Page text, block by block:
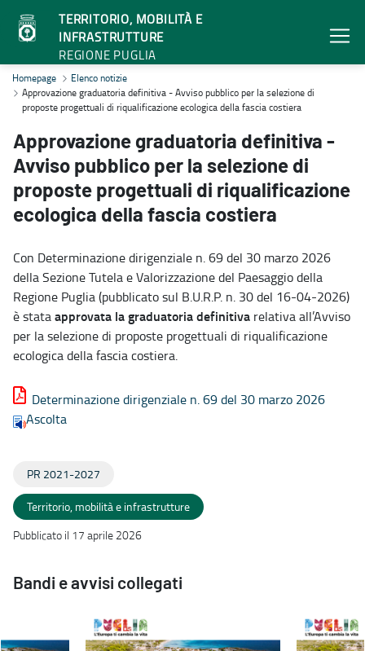
TERRITORIO, MOBILITÀ E
INFRASTRUTTURE
REGIONE PUGLIA
Approvazione graduatoria definitiva - Avviso pubblico per la
Homepage
Elenco notizie
Approvazione graduatoria definitiva - Avviso pubblico per la selezione di
proposte progettuali di riqualificazione ecologica della fascia costiera
Approvazione graduatoria definitiva -
Avviso pubblico per la selezione di
proposte progettuali di riqualificazione
ecologica della fascia costiera
Con Determinazione dirigenziale n. 69 del 30 marzo 2026
della Sezione Tutela e Valorizzazione del Paesaggio della
Regione Puglia (pubblicato sul B.U.R.P. n. 30 del 16-04-2026)
è stataapprovata la graduatoria definitiva relativa all’Avviso
per la selezione di proposte progettuali di riqualificazione
ecologica della fascia costiera.
Determinazione dirigenziale n. 69 del 30 marzo 2026
Ascolta
PR 2021-2027
Territorio, mobilità e infrastrutture
Pubblicato il 17 aprile 2026
Bandi e avvisi collegati